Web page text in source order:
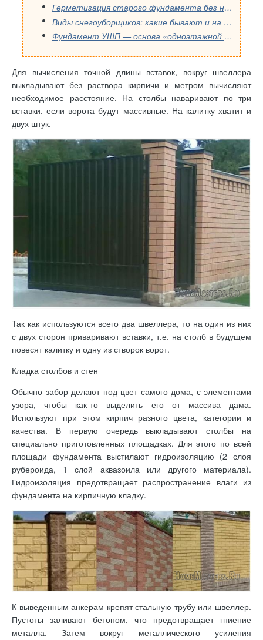
Герметизация старого фундамента без наружных раскопок
Виды снегоуборщиков: какие бывают и на что обратить внимание при выборе
Фундамент УШП — основа «одноэтажной России»
Для вычисления точной длины вставок, вокруг швеллера
выкладывают без раствора кирпичи и метром вычисляют
необходимое расстояние. На столбы наваривают по три
вставки, если ворота будут массивные. На калитку хватит и
двух штук.
Так как используются всего два швеллера, то на один из них
с двух сторон приваривают вставки, т.е. на столб в будущем
повесят калитку и одну из створок ворот.
Кладка столбов и стен
Обычно забор делают под цвет самого дома, с элементами
узора, чтобы как-то выделить его от массива дама.
Используют при этом кирпич разного цвета, категории и
качества. В первую очередь выкладывают столбы на
специально приготовленных площадках. Для этого по всей
площади фундамента выстилают гидроизоляцию (2 слоя
рубероида, 1 слой аквазоила или другого материала).
Гидроизоляция предотвращает распространение влаги из
фундамента на кирпичную кладку.
К выведенным анкерам крепят стальную трубу или швеллер.
Пустоты заливают бетоном, что предотвращает гниение
металла. Затем вокруг металлического усиления